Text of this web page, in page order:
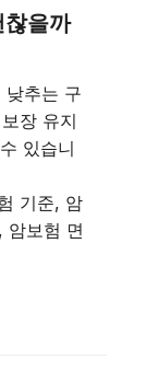
찮을까
낮추는 구
장 유지
있습니
기준, 암
암보험 면